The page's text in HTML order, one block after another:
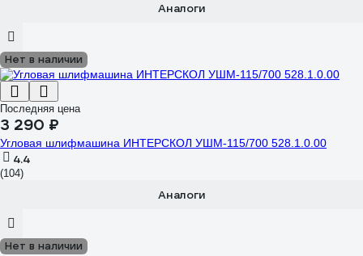
Аналоги
Нет в наличии
Последняя цена
3 290 ₽
Угловая шлифмашина ИНТЕРСКОЛ УШМ-115/700 528.1.0.00
4.4
(104)
Аналоги
Нет в наличии